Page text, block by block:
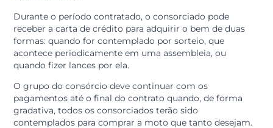
para fazer um “autofinanciamento”.
Ele é realizado através de uma administradora de
consórcio autorizada pelo Banco Central. Neste caso,
objetivo em comum que citamos é uma motocicleta.
A contratação é feita através de um contrato de
em que todas as regras são estabelecidas pela
administradora.